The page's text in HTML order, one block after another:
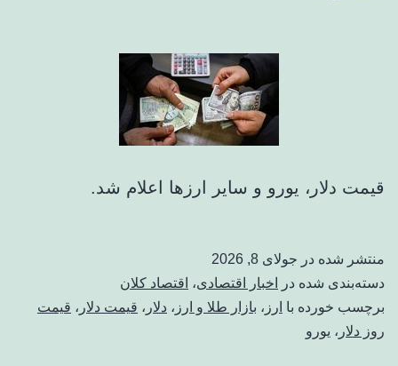
قیمت دلار، یورو و سایر ارزها اعلام شد.
منتشر شده در جولای 8, 2026
دسته‌بندی شده در
اخبار اقتصادی، اقتصاد کلان
برچسب خورده با ارز ، بازار طلا و ارز ، دلار ، قیمت دلار ، قیمت
روز دلار ، یورو